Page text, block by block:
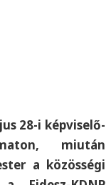
28-i képviselő-
miután
a közösségi